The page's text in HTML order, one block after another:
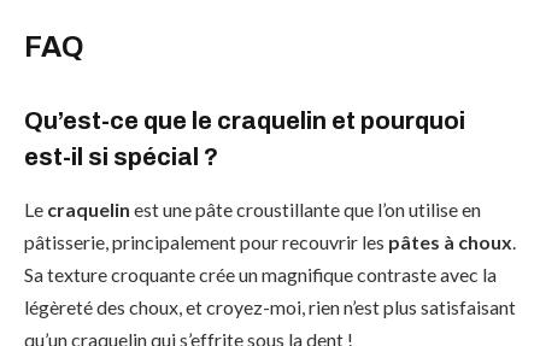
FAQ
Qu’est-ce que le craquelin et pourquoi
est-il si spécial ?
Le craquelin est une pâte croustillante que l’on utilise en
pâtisserie, principalement pour recouvrir les pâtes à choux.
Sa texture croquante crée un magnifique contraste avec la
légèreté des choux, et croyez-moi, rien n’est plus satisfaisant
qu’un craquelin qui s’effrite sous la dent !